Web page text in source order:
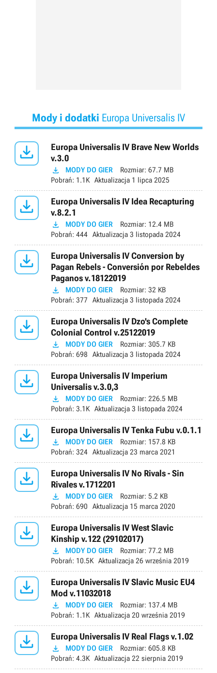
Mody i dodatki Europa Universalis IV

Europa Universalis IV Brave New Worlds
v.3.0
 MODY DO GIER Rozmiar: 67.7 MB
Pobrań: 1.1K Aktualizacja 1 lipca 2025

Europa Universalis IV Idea Recapturing
v.8.2.1
 MODY DO GIER Rozmiar: 12.4 MB
Pobrań: 444 Aktualizacja 3 listopada 2024

Europa Universalis IV Conversion by
Pagan Rebels - Conversión por Rebeldes
Paganos v.18122019
 MODY DO GIER Rozmiar: 32 KB
Pobrań: 377 Aktualizacja 3 listopada 2024

Europa Universalis IV Dzo's Complete
Colonial Control v.25122019
 MODY DO GIER Rozmiar: 305.7 KB
Pobrań: 698 Aktualizacja 3 listopada 2024

Europa Universalis IV Imperium
Universalis v.3.0,3
 MODY DO GIER Rozmiar: 226.5 MB
Pobrań: 3.1K Aktualizacja 3 listopada 2024
 Europa Universalis IV Tenka Fubu v.0.1.1
 MODY DO GIER Rozmiar: 157.8 KB
Pobrań: 324 Aktualizacja 23 marca 2021

Europa Universalis IV No Rivals - Sin
Rivales v.1712201
 MODY DO GIER Rozmiar: 5.2 KB
Pobrań: 690 Aktualizacja 15 marca 2020

Europa Universalis IV West Slavic
Kinship v.122 (29102017)
 MODY DO GIER Rozmiar: 77.2 MB
Pobrań: 10.5K Aktualizacja 26 września 2019

Europa Universalis IV Slavic Music EU4
Mod v.11032018
 MODY DO GIER Rozmiar: 137.4 MB
Pobrań: 1.1K Aktualizacja 20 września 2019
 Europa Universalis IV Real Flags v.1.02
 MODY DO GIER Rozmiar: 605.8 KB
Pobrań: 4.3K Aktualizacja 22 sierpnia 2019